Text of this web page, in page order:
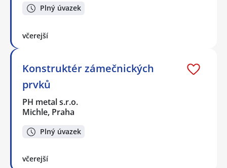
Plný úvazek
včerejší
Konstruktér zámečnických
prvků
PH metal s.r.o.
Michle, Praha
Plný úvazek
včerejší